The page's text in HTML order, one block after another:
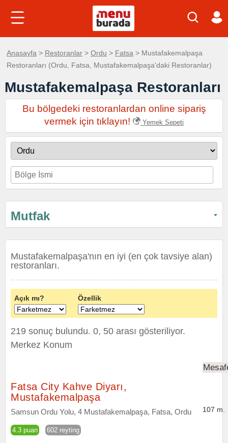
Anasayfa > Restoranlar > Ordu > Fatsa > Mustafakemalpaşa
Restoranları (Ordu, Fatsa, Mustafakemalpaşa'daki Restoranlar)
Mustafakemalpaşa Restoranları
Bu bölgedeki restoranlardan online sipariş
vermek için tıklayın!
Yemek Sepeti
Mutfak
Mustafakemalpaşa'nın en iyi (en çok tavsiye alan)
restoranları.
Açık mı? Özellik
219 sonuç bulundu. 0, 50 arası gösteriliyor.
Merkez Konum
Fatsa City Kahve Diyarı,
Mustafakemalpaşa
Samsun Ordu Yolu, 4 Mustafakemalpaşa, Fatsa, Ordu
4.3 puan 602 reyting
107 m.